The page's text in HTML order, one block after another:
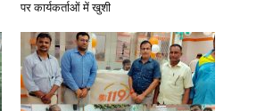
पर कार्यकर्ताओं में खुशी